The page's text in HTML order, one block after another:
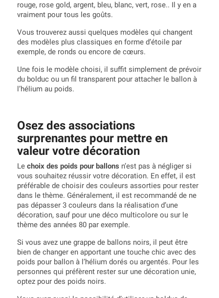
rouge, rose gold, argent, bleu, blanc, vert, rose.. Il y en a
vraiment pour tous les goûts.
Vous trouverez aussi quelques modèles qui changent
des modèles plus classiques en forme d’étoile par
exemple, de ronds ou encore de cœurs.
Une fois le modèle choisi, il suffit simplement de prévoir
du bolduc ou un fil transparent pour attacher le ballon à
l’hélium au poids.
Osez des associations
surprenantes pour mettre en
valeur votre décoration
Le choix des poids pour ballons n’est pas à négliger si
vous souhaitez réussir votre décoration. En effet, il est
préférable de choisir des couleurs assorties pour rester
dans le thème. Généralement, il est recommandé de ne
pas dépasser 3 couleurs dans la réalisation d’une
décoration, sauf pour une déco multicolore ou sur le
thème des années 80 par exemple.
Si vous avez une grappe de ballons noirs, il peut être
bien de changer en apportant une touche chic avec des
poids pour ballon à l’hélium dorés ou argentés. Pour les
personnes qui préfèrent rester sur une décoration unie,
optez pour des poids noirs.